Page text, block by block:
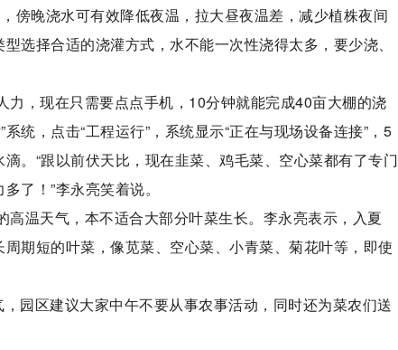
傍晚浇水可有效降低夜温，拉大昼夜温差，减少植株夜间
选择合适的浇灌方式，水不能一次性浇得太多，要少浇、
力，现在只需要点点手机，10分钟就能完成40亩大棚的浇
统，点击“工程运行”，系统显示“正在与现场设备连接”，5
。“跟以前伏天比，现在韭菜、鸡毛菜、空心菜都有了专门
了！”李永亮笑着说。
温天气，本不适合大部分叶菜生长。李永亮表示，入夏
期短的叶菜，像苋菜、空心菜、小青菜、菊花叶等，即使
园区建议大家中午不要从事农事活动，同时还为菜农们送